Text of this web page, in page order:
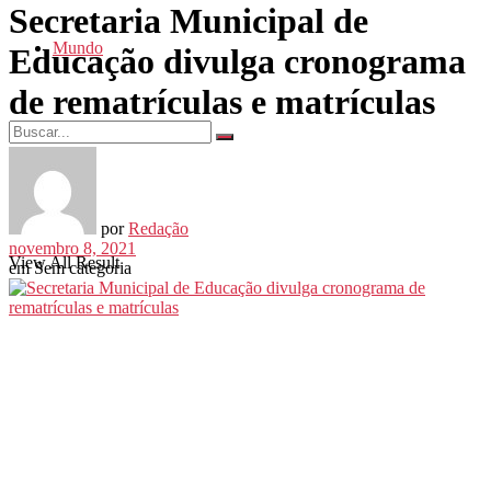
Mundo
No Result
View All Result
Secretaria Municipal de
Educação divulga cronograma
de rematrículas e matrículas
por Redação
novembro 8, 2021
emSem categoria